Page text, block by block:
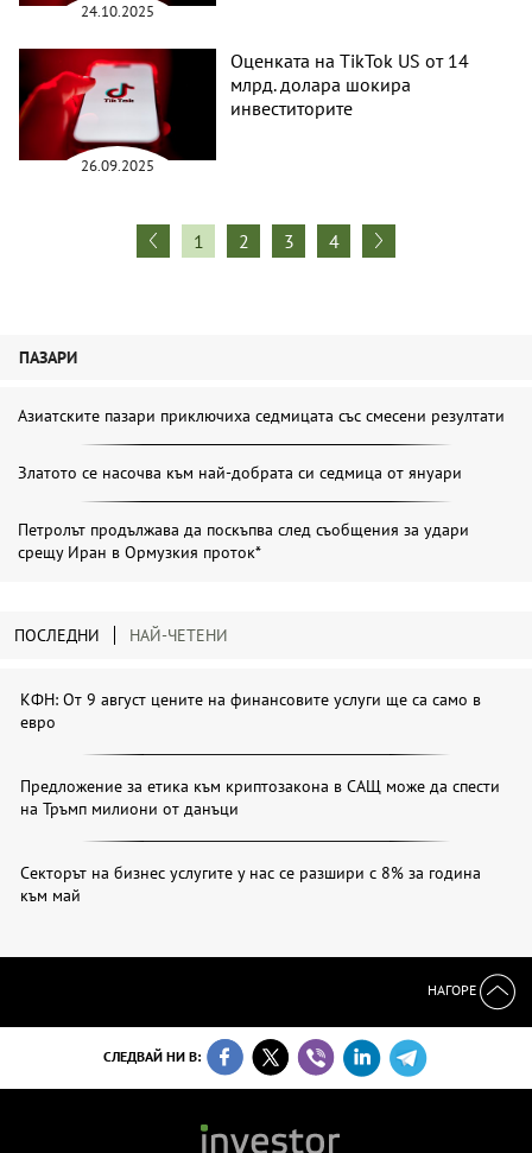
24.10.2025
26.09.2025
Оценката на TikTok US от 14
млрд. долара шокира
инвеститорите
1 2 3 4
ПАЗАРИ
Азиатските пазари приключиха седмицата със смесени резултати
Златото се насочва към най-добрата си седмица от януари
Петролът продължава да поскъпва след съобщения за удари
срещу Иран в Ормузкия проток*
ПОСЛЕДНИ НАЙ-ЧЕТЕНИ
КФН: От 9 август цените на финансовите услуги ще са само в
евро
Предложение за етика към криптозакона в САЩ може да спести
на Тръмп милиони от данъци
Секторът на бизнес услугите у нас се разшири с 8% за година
към май
НАГОРЕ
СЛЕДВАЙ НИ В: